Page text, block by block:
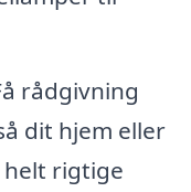
rådgivning
dit hjem eller
rigtige